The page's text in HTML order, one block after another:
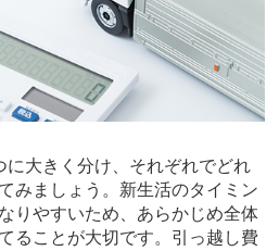
に大きく分け、それぞれでどれ
みましょう。新生活のタイミン
りやすいため、あらかじめ全体
ることが大切です。引っ越し費